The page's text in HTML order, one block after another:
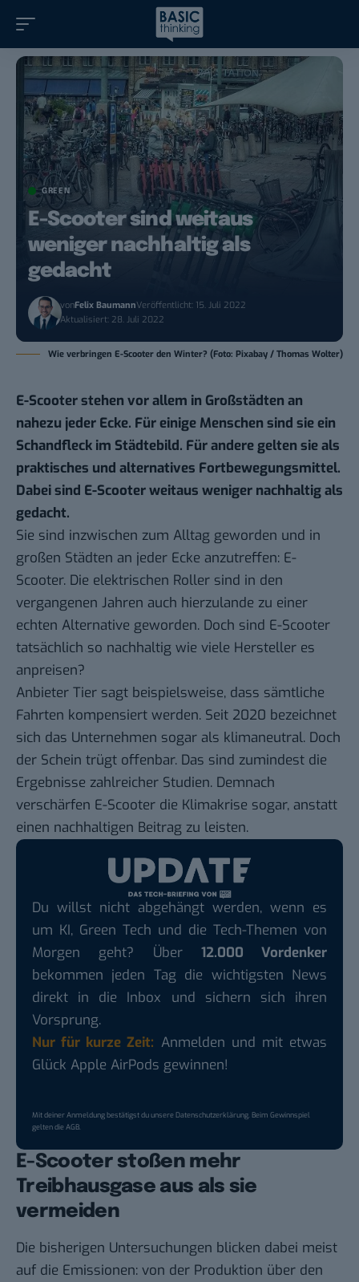
GREEN
E-Scooter sind weitaus
weniger nachhaltig als
gedacht
vonFelix BaumannVeröffentlicht: 15. Juli 2022
Aktualisiert: 28. Juli 2022
Wie verbringen E-Scooter den Winter? (Foto: Pixabay / Thomas Wolter)
E-Scooter stehen vor allem in Großstädten an
nahezu jeder Ecke. Für einige Menschen sind sie ein
Schandfleck im Städtebild. Für andere gelten sie als
praktisches und alternatives Fortbewegungsmittel.
Dabei sind E-Scooter weitaus weniger nachhaltig als
gedacht.
Sie sind inzwischen zum Alltag geworden und in
großen Städten an jeder Ecke anzutreffen: E-
Scooter. Die elektrischen Roller sind in den
vergangenen Jahren auch hierzulande zu einer
echten Alternative geworden. Doch sind E-Scooter
tatsächlich so nachhaltig wie viele Hersteller es
anpreisen?
Anbieter Tier sagt beispielsweise, dass sämtliche
Fahrten kompensiert werden. Seit 2020 bezeichnet
sich das Unternehmen sogar als klimaneutral. Doch
der Schein trügt offenbar. Das sind zumindest die
Ergebnisse zahlreicher Studien. Demnach
verschärfen E-Scooter die Klimakrise sogar, anstatt
einen nachhaltigen Beitrag zu leisten.
Du willst nicht abgehängt werden, wenn es
um KI, Green Tech und die Tech-Themen von
Morgen geht? Über 12.000 Vordenker
bekommen jeden Tag die wichtigsten News
direkt in die Inbox und sichern sich ihren
Vorsprung.
Nur für kurze Zeit: Anmelden und mit etwas
Glück Apple AirPods gewinnen!
Mit deiner Anmeldung bestätigst du unsereDatenschutzerklärung. Beim Gewinnspiel
gelten dieAGB.
E-Scooter stoßen mehr
Treibhausgase aus als sie
vermeiden
Die bisherigen Untersuchungen blicken dabei meist
auf die Emissionen: von der Produktion über den